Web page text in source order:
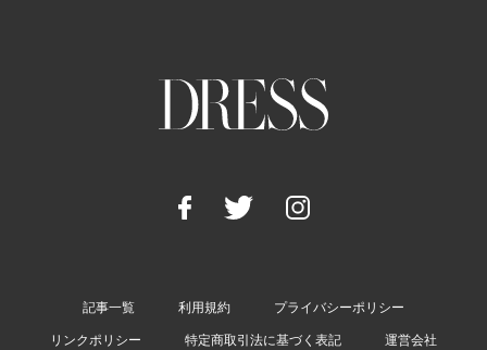
記事一覧 利用規約 プライバシーポリシー
リンクポリシー 特定商取引法に基づく表記 運営会社